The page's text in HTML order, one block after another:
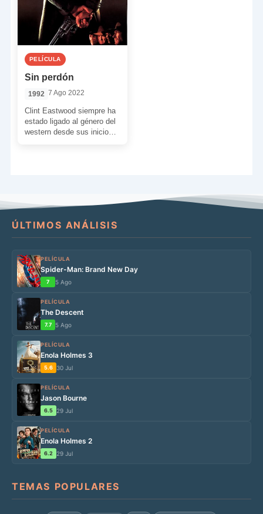
PELÍCULA
Sin perdón
1992 7 Ago 2022
Clint Eastwood siempre ha
estado ligado al género del
western desde sus inicios
ÚLTIMOS ANÁLISIS
PELÍCULA
Spider-Man: Brand New Day
7 5 Ago
PELÍCULA
The Descent
7.7 5 Ago
PELÍCULA
Enola Holmes 3
5.6 30 Jul
PELÍCULA
Jason Bourne
6.5 29 Jul
PELÍCULA
Enola Holmes 2
6.2 29 Jul
TEMAS POPULARES